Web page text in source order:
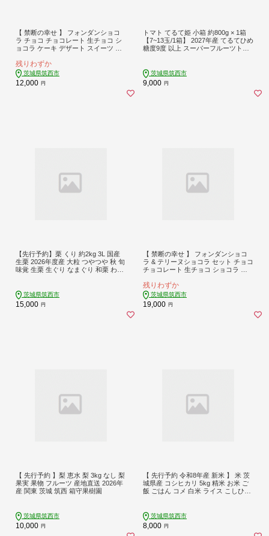
【 禁断の幸せ 】 フォンダンショコ
ラ チョコ チョコレート 生チョコ シ
ョコラ ケーキ デザート スイーツ 贈
イトデー
残りわずか
茨城県筑西市
12,000 円
トマト てるて姫 小箱 約800g × 1箱
【7~13玉/1箱】 2027年産 てるてひめ
糖度9度 以上 スーパーフルーツトマ
茨城県筑西市
9,000 円
【先行予約】栗 くり 約2kg 3L 国産
生栗 2026年度産 大粒 つやつや 秋 旬
味覚 生栗 生ぐり なまぐり 和栗 わぐ
き込みごはん ごはん 秋 味覚 お正月
数量限定 令和8年度産 R8年度産 茨城
県産 関東 茨城 筑西
茨城県筑西市
15,000 円
【 禁断の幸せ 】 フォンダンショコ
ラ & テリーヌショコラ セット チョコ
チョコレート 生チョコ ショコラ ケ
り物 贈答 ギフト バレンタイン ホワ
イトデー
残りわずか
茨城県筑西市
19,000 円
【 先行予約 】梨 恵水 梨 3kg なし 梨
果実 果物 フルーツ 産地直送 2026年
産 関東 茨城 筑西 箱守果樹園
茨城県筑西市
10,000 円
【 先行予約 令和8年産 新米 】 米 茨
城県産 コシヒカリ 5kg 精米 お米 ご
飯 ごはん コメ 白米 ライス こしひか
okome 茨城県産 国産 産地直送 送料
無料 関東 ふるさと納税 茨城 筑西市
筑西
茨城県筑西市
8,000 円